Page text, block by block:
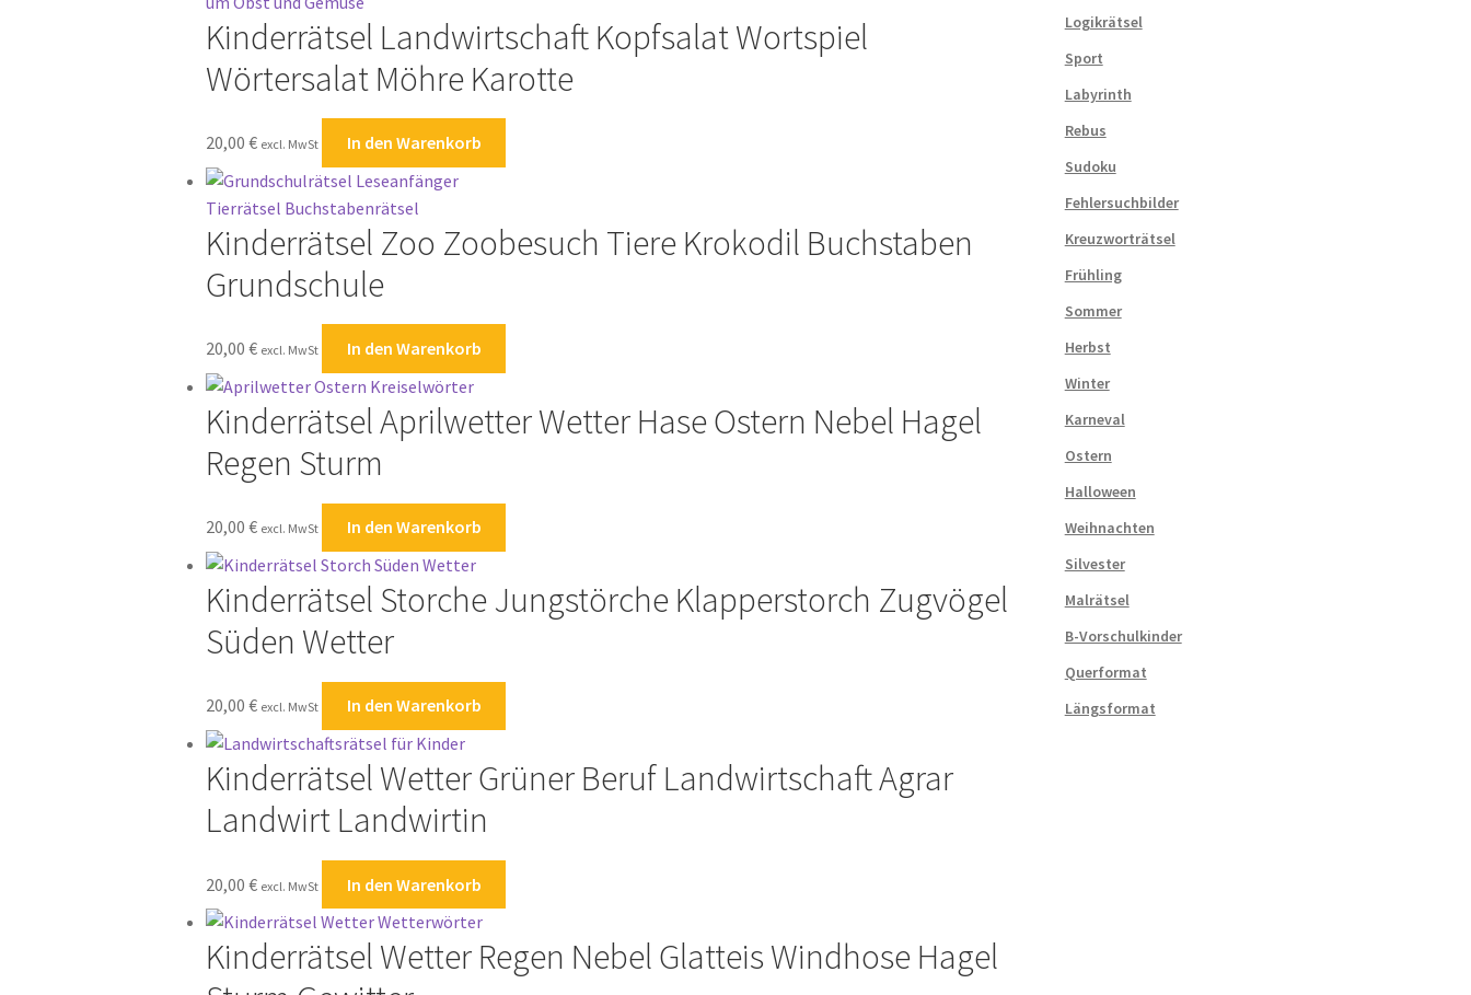
Kinderrätsel Landwirtschaft Kopfsalat Wortspiel
Wörtersalat Möhre Karotte
20,00€ excl. MwSt In den Warenkorb
Kinderrätsel Zoo Zoobesuch Tiere Krokodil Buchstaben
Grundschule
20,00€ excl. MwSt In den Warenkorb
Kinderrätsel Aprilwetter Wetter Hase Ostern Nebel Hagel
Regen Sturm
20,00€ excl. MwSt In den Warenkorb
Kinderrätsel Storche Jungstörche Klapperstorch Zugvögel
Süden Wetter
20,00€ excl. MwSt In den Warenkorb
Kinderrätsel Wetter Grüner Beruf Landwirtschaft Agrar
Landwirt Landwirtin
20,00€ excl. MwSt In den Warenkorb
Kinderrätsel Wetter Regen Nebel Glatteis Windhose Hagel
Logikrätsel
Sport
Labyrinth
Rebus
Sudoku
Fehlersuchbilder
Kreuzworträtsel
Frühling
Sommer
Herbst
Winter
Karneval
Ostern
Halloween
Weihnachten
Silvester
Malrätsel
B-Vorschulkinder
Querformat
Längsformat